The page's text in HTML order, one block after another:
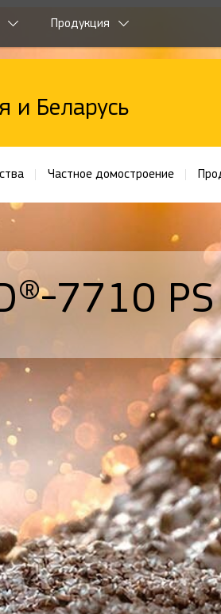
Продукция
и Беларусь
Частное домостроение
7710 PS